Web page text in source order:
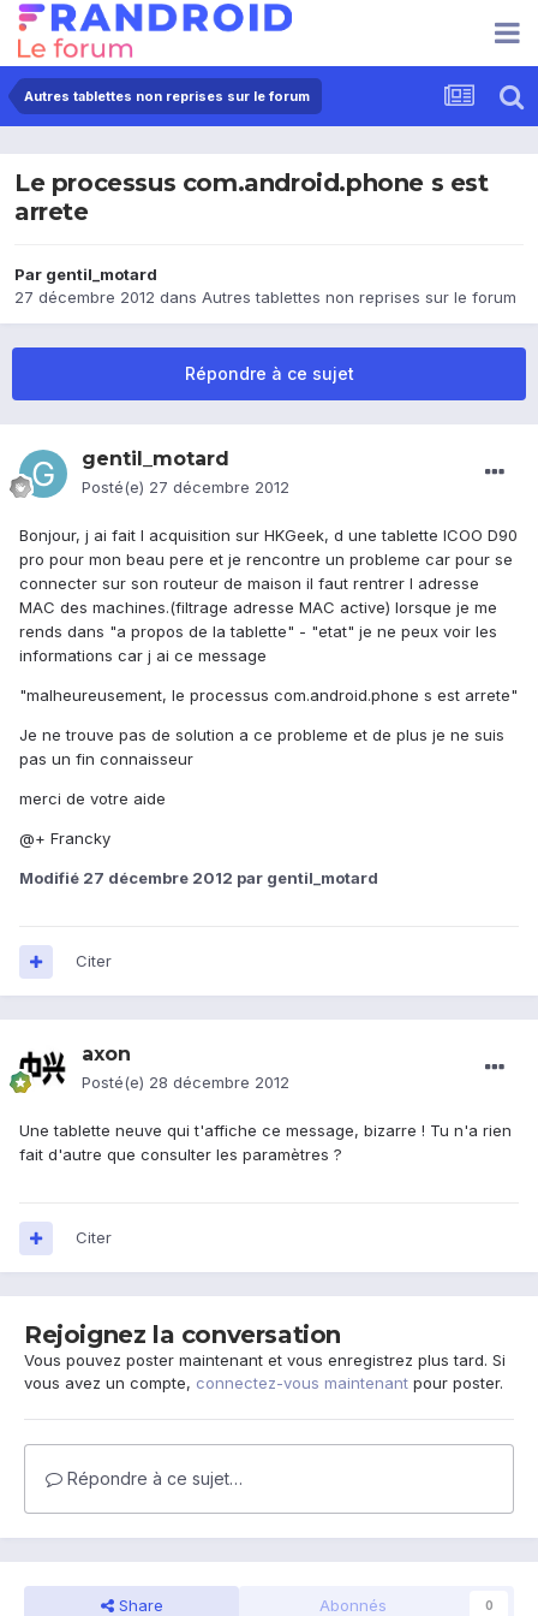
Autres tablettes non reprises sur le forum
Le processus com.android.phone s est
arrete
Par gentil_motard
27 décembre 2012 dans Autres tablettes non reprises sur le forum
Répondre à ce sujet
gentil_motard
Posté(e) 27 décembre 2012
Bonjour, j ai fait l acquisition sur HKGeek, d une tablette ICOO D90
pro pour mon beau pere et je rencontre un probleme car pour se
connecter sur son routeur de maison il faut rentrer l adresse
MAC des machines.(filtrage adresse MAC active) lorsque je me
rends dans "a propos de la tablette" - "etat" je ne peux voir les
informations car j ai ce message
"malheureusement, le processus com.android.phone s est arrete"
Je ne trouve pas de solution a ce probleme et de plus je ne suis
pas un fin connaisseur
merci de votre aide
@+ Francky
Modifié 27 décembre 2012 par gentil_motard
Citer
axon
Posté(e) 28 décembre 2012
Une tablette neuve qui t'affiche ce message, bizarre ! Tu n'a rien
fait d'autre que consulter les paramètres ?
Citer
Rejoignez la conversation
Vous pouvez poster maintenant et vous enregistrez plus tard. Si
vous avez un compte, connectez-vous maintenant pour poster.
Répondre à ce sujet…
Share Abonnés 0